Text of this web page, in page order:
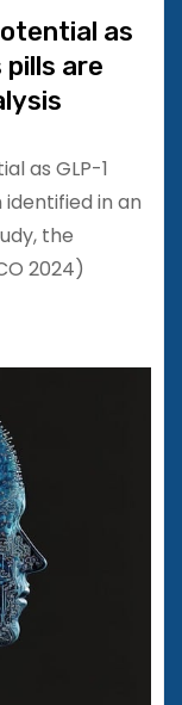
as
pills are
as GLP-1
in an
the
2024)